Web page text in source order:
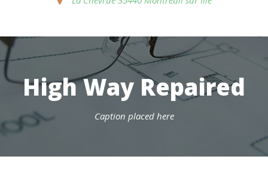
High Way Repaired
Caption placed here